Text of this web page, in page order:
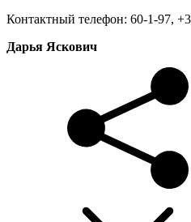
Контактный телефон: 60-1-97,
Дарья Яскович